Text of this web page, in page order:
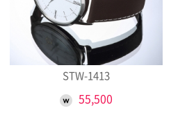
STW-1413
55,500